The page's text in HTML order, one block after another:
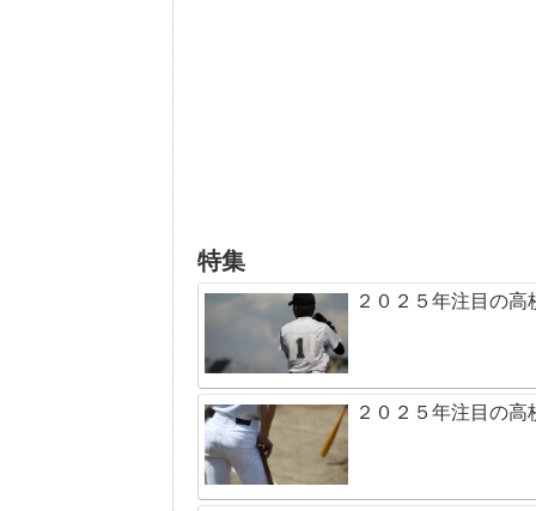
特集
２０２５年注目の
２０２５年注目の